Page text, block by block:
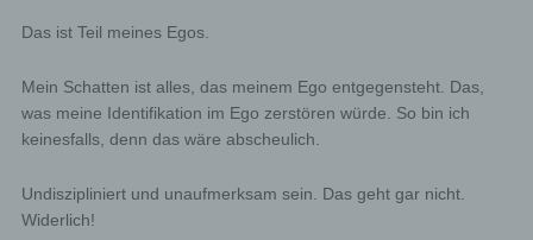
Das ist Teil meines Egos.
Mein Schatten ist alles, das meinem Ego entgegensteht. Das,
was meine Identifikation im Ego zerstören würde. So bin ich
keinesfalls, denn das wäre abscheulich.
Undiszipliniert und unaufmerksam sein. Das geht gar nicht.
Widerlich!
separately from all personal data provided by a
Registration on our website
The data subject has the possibility to register on the
website of the controller with the indication of personal
controller is determined by the respective input mask
used for the registration. The personal data entered by
the data subject are collected and stored exclusively for